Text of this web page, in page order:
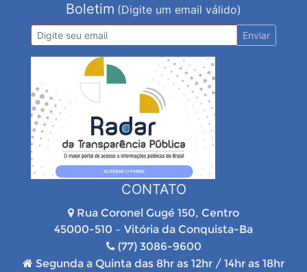
Boletim (Digite um email válido)
Enviar
CONTATO
Rua Coronel Gugé 150, Centro
45000-510 – Vitória da Conquista-Ba
(77) 3086-9600
Segunda a Quinta das 8hr as 12hr / 14hr as 18hr